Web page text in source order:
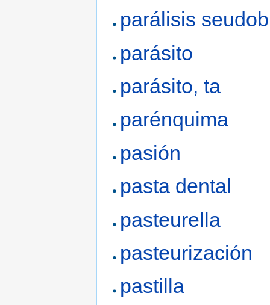
parálisis
parásito
parásito, ta
parénquima
pasión
pasta dental
pasteurella
pasteurización
pastilla